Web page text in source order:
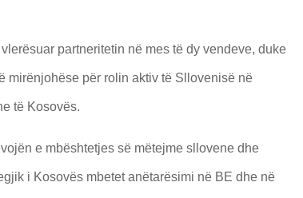
partneritetin në mes të dy vendeve, duke
mirënjohëse për rolin aktiv të Sllovenisë në
të Kosovës.
e mbështetjes së mëtejme sllovene dhe
i Kosovës mbetet anëtarësimi në BE dhe në